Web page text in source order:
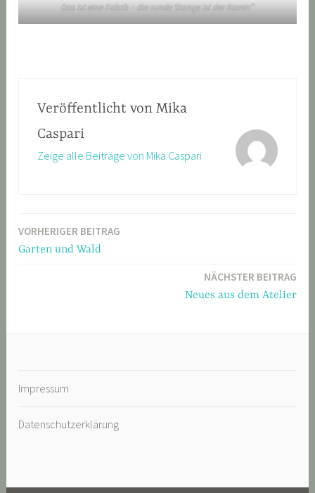
Das ist eine Fabrik – die runde Stange ist der Kamin“
Veröffentlicht von Mika
Caspari
Zeige alle Beiträge von Mika Caspari
Beitragsnavigation
VORHERIGER BEITRAG
Garten und Wald
NÄCHSTER BEITRAG
Neues aus dem Atelier
Impressum
Datenschutzerklärung